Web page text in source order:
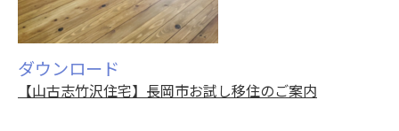
ダウンロード
【山古志竹沢住宅】長岡市お試し移住のご案内